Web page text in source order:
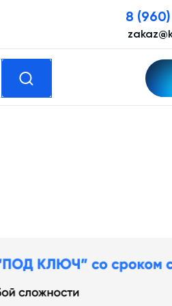
8
и ремонт завода
Доставка, шеф-монтаж и